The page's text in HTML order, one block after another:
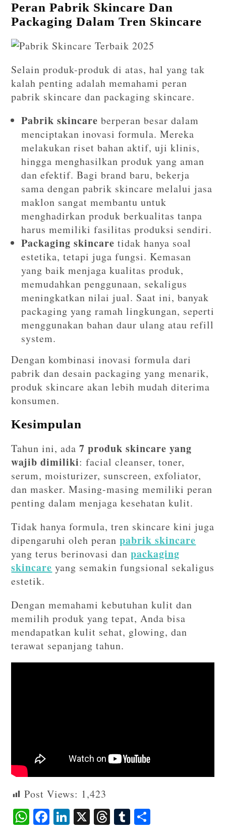
Peran Pabrik Skincare Dan
Packaging Dalam Tren Skincare
Selain produk-produk di atas, hal yang tak
kalah penting adalah memahami peran
pabrik skincare dan packaging skincare.
Pabrik skincare berperan besar dalam
menciptakan inovasi formula. Mereka
melakukan riset bahan aktif, uji klinis,
hingga menghasilkan produk yang aman
dan efektif. Bagi brand baru, bekerja
sama dengan pabrik skincare melalui jasa
maklon sangat membantu untuk
menghadirkan produk berkualitas tanpa
harus memiliki fasilitas produksi sendiri.
Packaging skincare tidak hanya soal
estetika, tetapi juga fungsi. Kemasan
yang baik menjaga kualitas produk,
memudahkan penggunaan, sekaligus
meningkatkan nilai jual. Saat ini, banyak
packaging yang ramah lingkungan, seperti
menggunakan bahan daur ulang atau refill
system.
Dengan kombinasi inovasi formula dari
pabrik dan desain packaging yang menarik,
produk skincare akan lebih mudah diterima
konsumen.
Kesimpulan
Tahun ini, ada7 produk skincare yang
wajib dimiliki: facial cleanser, toner,
serum, moisturizer, sunscreen, exfoliator,
dan masker. Masing-masing memiliki peran
penting dalam menjaga kesehatan kulit.
Tidak hanya formula, tren skincare kini juga
dipengaruhi oleh peranpabrik skincare
yang terus berinovasi danpackaging
skincare yang semakin fungsional sekaligus
estetik.
Dengan memahami kebutuhan kulit dan
memilih produk yang tepat, Anda bisa
mendapatkan kulit sehat, glowing, dan
terawat sepanjang tahun.
Post Views: 1,423
W F Li X T T